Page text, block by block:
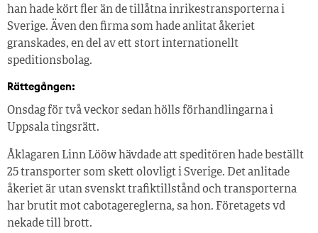
han hade kört fler än de tillåtna inrikestransporterna i
Sverige. Även den firma som hade anlitat åkeriet
granskades, en del av ett stort internationellt
speditionsbolag.
Rättegången:
Onsdag för två veckor sedan hölls förhandlingarna i
Uppsala tingsrätt.
Åklagaren Linn Lööw hävdade att speditören hade beställt
25 transporter som skett olovligt i Sverige. Det anlitade
åkeriet är utan svenskt trafiktillstånd och transporterna
har brutit mot cabotagereglerna, sa hon. Företagets vd
nekade till brott.